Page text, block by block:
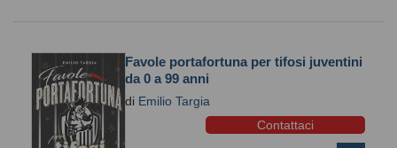
Favole portafortuna per tifosi juventini
da 0 a 99 anni
di Emilio Targia
Contattaci